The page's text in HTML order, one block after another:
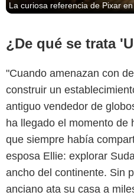
La curiosa referencia de Pixar
¿De qué se trata
"Cuando amenazan con
construir un
antiguo vendedor de
ha llegado el momento de
que siempre había
esposa Ellie: explorar
ancho del continente. Sin
anciano ata su casa a